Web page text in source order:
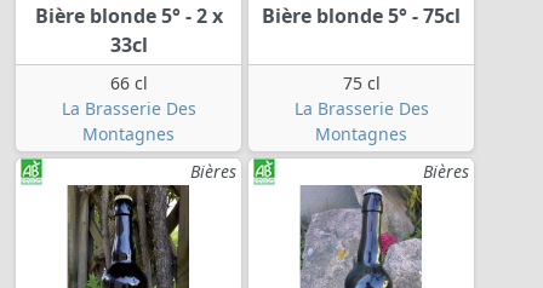
Bière blonde 5° - 2 x
33cl
66 cl
La Brasserie Des
Montagnes
Bière blonde 5° - 75cl
75 cl
La Brasserie Des
Montagnes
Bières
Bières